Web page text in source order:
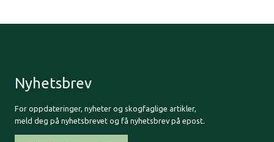
Nyhetsbrev
For oppdateringer, nyheter og skogfaglige artikler,
meld deg på nyhetsbrevet og få nyhetsbrev på epost.